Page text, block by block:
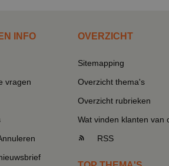
INFO
vragen
OVERZICHT
Sitemapping
Overzicht thema's
Overzicht rubrieken
Wat vinden klanten van
RSS